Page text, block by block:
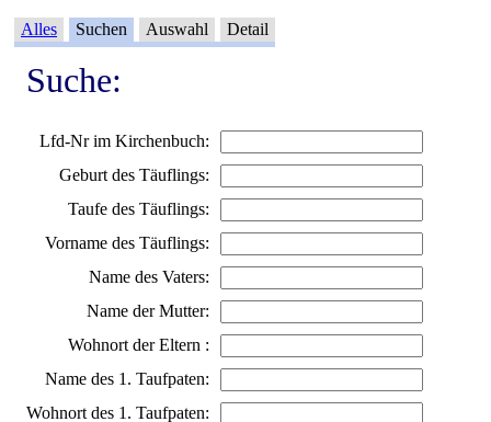
Alles Suchen Auswahl Detail
Suche:
Lfd-Nr im Kirchenbuch:
Geburt des Täuflings:
Taufe des Täuflings:
Vorname des Täuflings:
Name des Vaters:
Name der Mutter:
Wohnort der Eltern :
Name des 1. Taufpaten:
Wohnort des 1. Taufpaten: